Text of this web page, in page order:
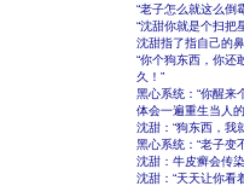
“老子怎么就这么倒
“沈甜你就是个扫把
沈甜指了指自己的
“你个狗东西，你还
久！”
黑心系统：“你醒来
体会一遍重生当人
沈甜：“狗东西，我
黑心系统：“老子变
沈甜：牛皮癣会传
沈甜：“天天让你看